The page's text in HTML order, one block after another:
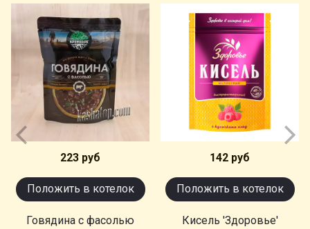
223 руб
Положить в котелок
Говядина с фасолью
142 руб
Положить в котелок
Кисель 'Здоровье'